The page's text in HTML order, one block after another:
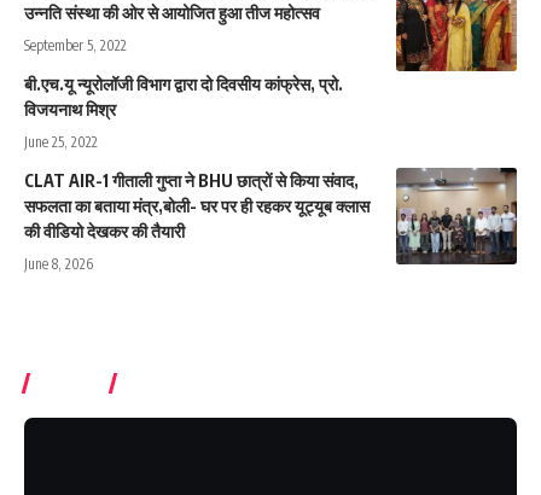
उन्नति संस्था की ओर से आयोजित हुआ तीज महोत्सव
September 5, 2022
बी.एच.यू न्यूरोलॉजी विभाग द्वारा दो दिवसीय कांफ्रेस, प्रो.
विजयनाथ मिश्र
June 25, 2022
CLAT AIR-1 गीताली गुप्ता ने BHU छात्रों से किया संवाद,
सफलता का बताया मंत्र,बोली- घर पर ही रहकर यूट्यूब क्लास
की वीडियो देखकर की तैयारी
June 8, 2026